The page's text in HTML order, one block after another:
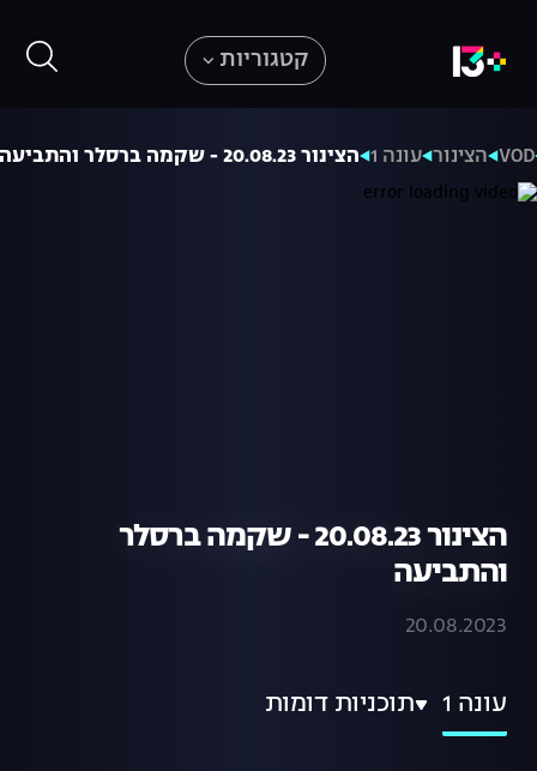
קטגוריות
VOD הצינור עונה 1 הצינור 20.08.23 - שקמה ברסלר והתביעה
הצינור 20.08.23 - שקמה ברסלר
והתביעה
20.08.2023
עונה 1 תוכניות דומות